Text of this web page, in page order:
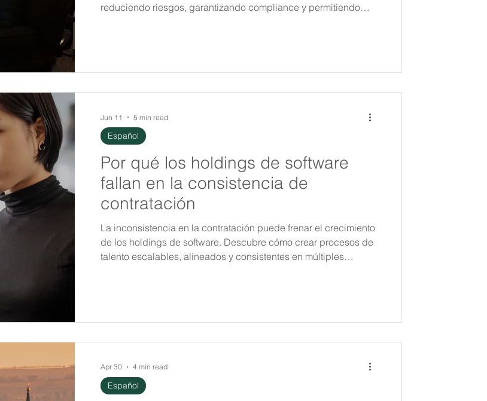
reduciendo riesgos, garantizando compliance y permitiendo
Por qué los holdings de software
fallan en la consistencia de
contratación
La inconsistencia en la contratación puede frenar el crecimiento
de los holdings de software. Descubre cómo crear procesos de
talento escalables, alineados y consistentes en múltiples
Español
Jun 11 5 min read
Español
Apr 30 4 min read